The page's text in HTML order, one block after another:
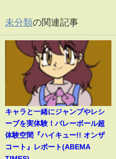
未分類の関連記事
キャラと一緒にジャンプやレシ
ーブを実体験！バレーボール超
体験空間『ハイキュー!! オンザ
コート』レポート(ABEMA